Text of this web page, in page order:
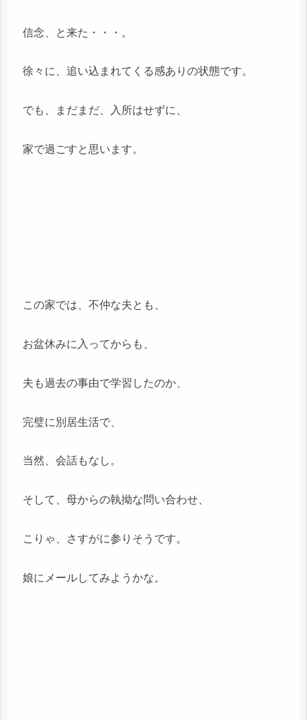
信念、と来た・・・。
徐々に、追い込まれてくる感ありの状態です。
でも、まだまだ、入所はせずに、
家で過ごすと思います。
この家では、不仲な夫とも、
お盆休みに入ってからも、
夫も過去の事由で学習したのか、
完璧に別居生活で、
当然、会話もなし。
そして、母からの執拗な問い合わせ、
こりゃ、さすがに参りそうです。
娘にメールしてみようかな。